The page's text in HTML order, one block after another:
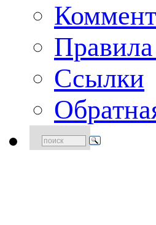
Ссылки